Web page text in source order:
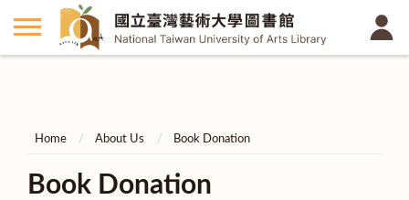
Home About Us Book Donation
Book Donation